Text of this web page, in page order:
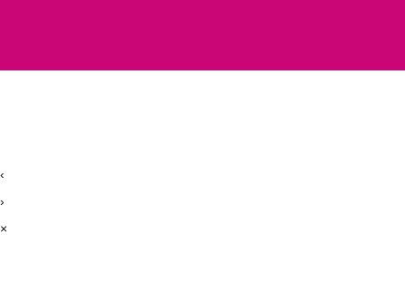
‹
›
×